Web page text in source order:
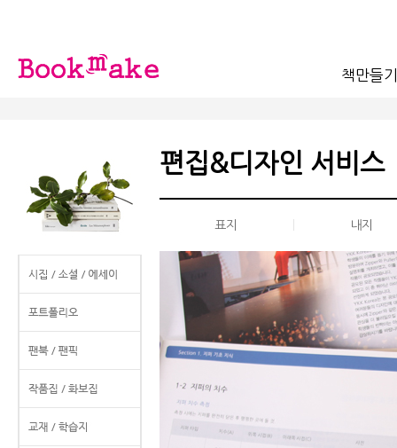
책만들기
편집&디자인 서비스
표지 내지